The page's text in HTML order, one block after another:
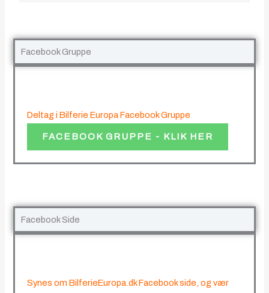
Facebook Gruppe
Deltag i Bilferie Europa Facebook Gruppe
FACEBOOK GRUPPE - KLIK HER
Facebook Side
Synes om BilferieEuropa.dk Facebook side, og vær